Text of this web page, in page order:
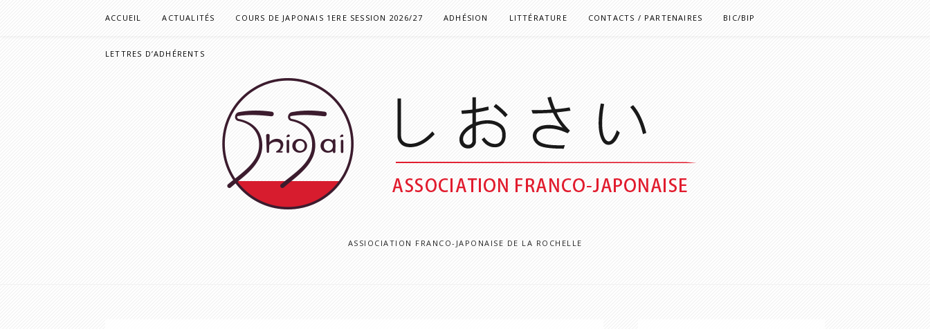
ACCUEIL ACTUALITÉS COURS DE JAPONAIS 1ERE SESSION 2026/27 ADHÉSION LITTÉRATURE CONTACTS / PARTENAIRES BIC/BIP
LETTRES D’ADHÉRENTS
ASSIOCIATION FRANCO-JAPONAISE DE LA ROCHELLE